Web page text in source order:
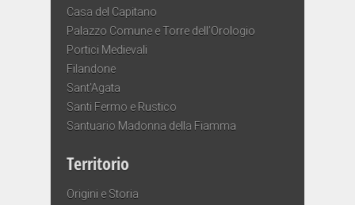
Casa del Capitano
Palazzo Comune e Torre dell’Orologio
Portici Medievali
Filandone
Sant’Agata
Santi Fermo e Rustico
Santuario Madonna della Fiamma
Territorio
Origini e Storia